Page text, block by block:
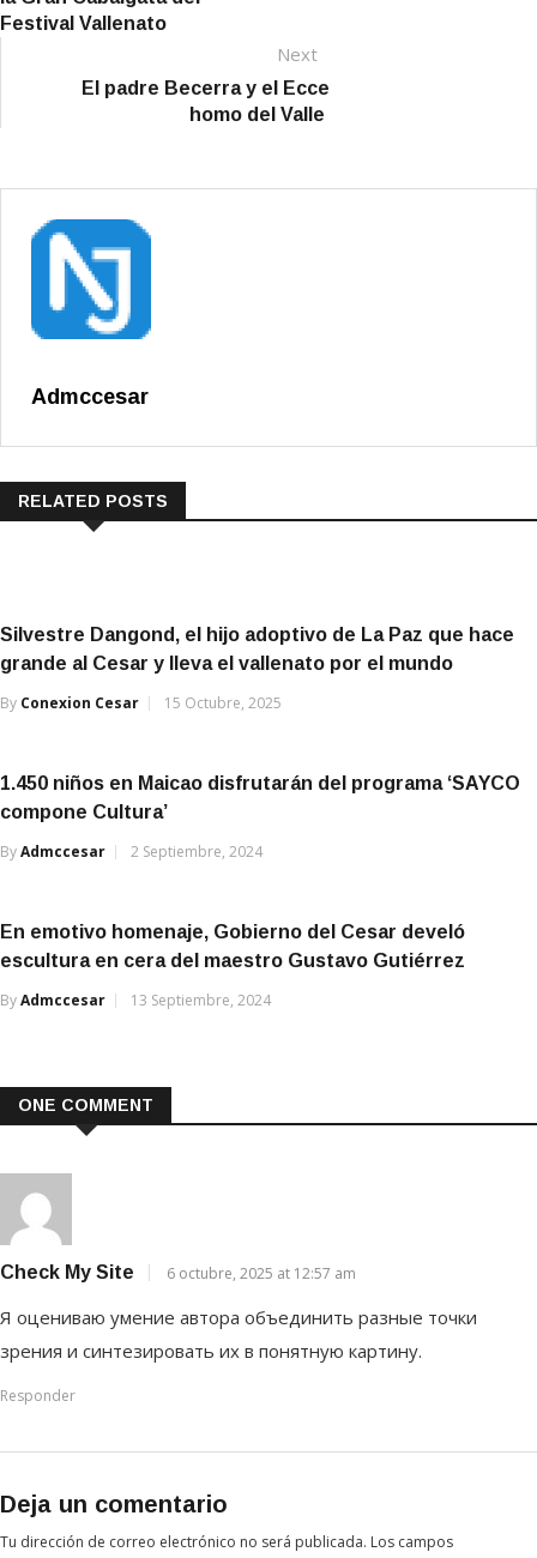
Festival Vallenato
Next
El padre Becerra y el Ecce
homo del Valle
Admccesar
RELATED POSTS
Silvestre Dangond, el hijo adoptivo de La Paz que hace
grande al Cesar y lleva el vallenato por el mundo
By Conexion Cesar 15 Octubre, 2025
1.450 niños en Maicao disfrutarán del programa ‘SAYCO
compone Cultura’
ByAdmccesar 2 Septiembre, 2024
En emotivo homenaje, Gobierno del Cesar develó
escultura en cera del maestro Gustavo Gutiérrez
ByAdmccesar 13 Septiembre, 2024
ONE COMMENT
Check My Site 6 octubre, 2025 at 12:57 am
Я оцениваю умение автора объединить разные точки
зрения и синтезировать их в понятную картину.
Responder
Deja un comentario
Tu dirección de correo electrónico no será publicada. Los campos